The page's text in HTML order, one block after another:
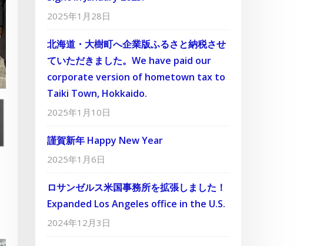
2025年1月28日
北海道・大樹町へ企業版ふるさと納税させ
ていただきました。We have paid our
corporate version of hometown tax to
Taiki Town, Hokkaido.
2025年1月10日
謹賀新年 Happy New Year
2025年1月6日
ロサンゼルス米国事務所を拡張しました！
Expanded Los Angeles office in the U.S.
2024年12月3日